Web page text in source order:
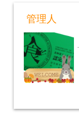
管理人